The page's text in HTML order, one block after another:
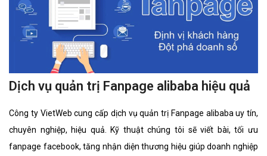
Dịch vụ quản trị Fanpage alibaba hiệu quả
Công ty VietWeb cung cấp dịch vụ quản trị Fanpage alibaba uy tín,
chuyên nghiệp, hiệu quả. Kỹ thuật chúng tôi sẽ viết bài, tối ưu
fanpage facebook, tăng nhận diện thương hiệu giúp doanh nghiệp